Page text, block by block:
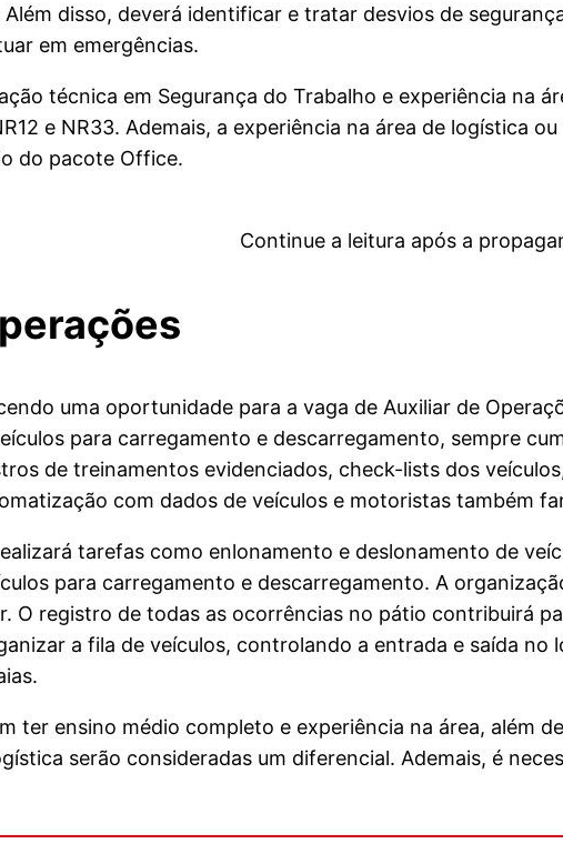
Além disso, deverá identificar e tratar desvios de
em emergências.
técnica em Segurança do Trabalho e experiência na
e NR33. Ademais, a experiência na área de logística
do pacote Office.
Continue a leitura após a
uma oportunidade para a vaga de Auxiliar de
para carregamento e descarregamento, sempre
de treinamentos evidenciados, check-lists dos
com dados de veículos e motoristas também
tarefas como enlonamento e deslonamento de
para carregamento e descarregamento. A
O registro de todas as ocorrências no pátio contribuirá
a fila de veículos, controlando a entrada e saída
ter ensino médio completo e experiência na área, além
serão consideradas um diferencial. Ademais, é